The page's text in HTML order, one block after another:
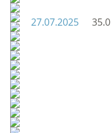
27.07.2025 35.0